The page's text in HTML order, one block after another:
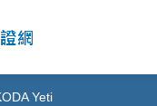
Yeti